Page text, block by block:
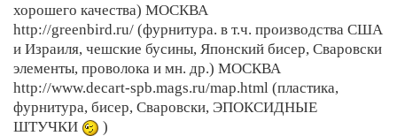
хорошего качества) МОСКВА
http://greenbird.ru/ (фурнитура. в т.ч. производства США
и Израиля, чешские бусины, Японский бисер, Сваровски
элементы, проволока и мн. др.) МОСКВА
http://www.decart-spb.mags.ru/map.html (пластика,
фурнитура, бисер, Сваровски, ЭПОКСИДНЫЕ
ШТУЧКИ
)